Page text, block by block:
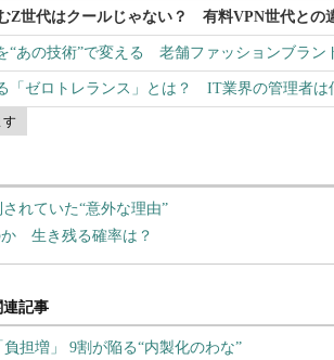
Z世代はクールじゃない？ 有料VPN世代との
“あの技術”で変える 老舗ファッションブラン
「ゼロトレランス」とは？ IT業界の管理者は
す
れていた“意外な理由”
か 生き残る確率は？